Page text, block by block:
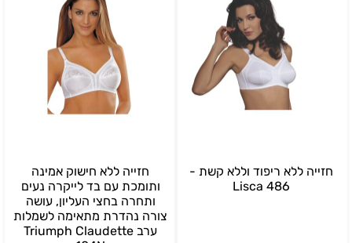
בחרי צבע:
גוף
חזייה ללא ריפוד וללא קשת -
Lisca 486
חזייה ללא חישוק אמינה
ותומכת עם בד לייקרה נעים
ותחרה בחצי העליון, עושה
צורה נהדרת מתאימה לשמלות
ערב Triumph Claudette